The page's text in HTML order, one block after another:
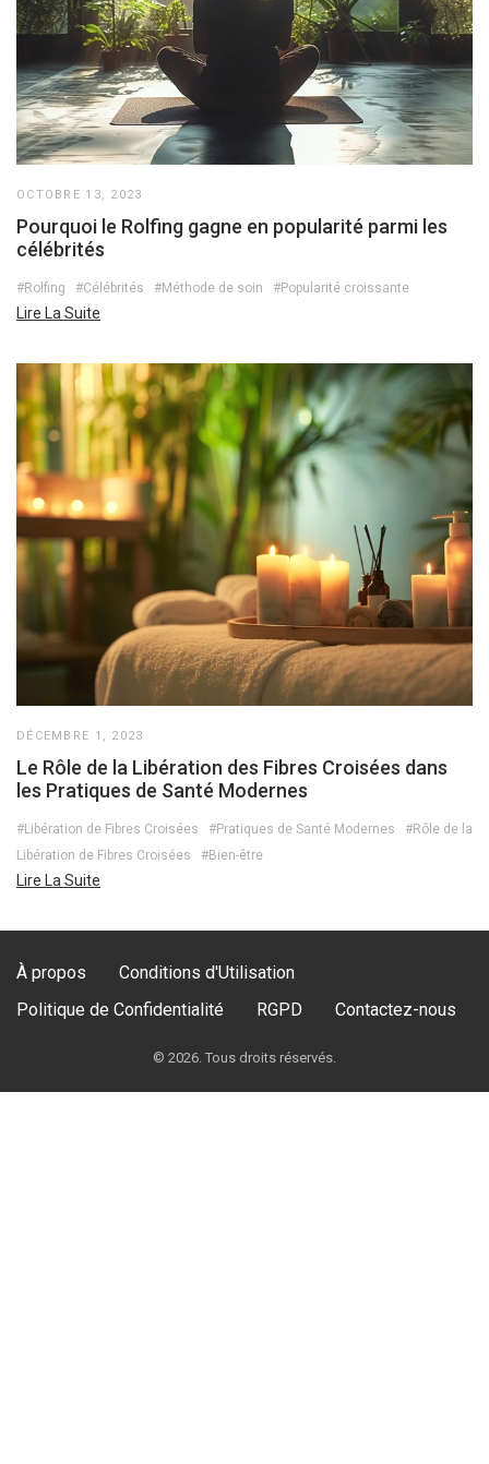
OCTOBRE 13, 2023
Pourquoi le Rolfing gagne en popularité parmi les
célébrités
#Rolfing #Célébrités #Méthode de soin #Popularité croissante
Lire La Suite
DÉCEMBRE 1, 2023
Le Rôle de la Libération des Fibres Croisées dans
les Pratiques de Santé Modernes
#Libération de Fibres Croisées #Pratiques de Santé Modernes
#Rôle de la
Libération de Fibres Croisées
#Bien-être
Lire La Suite
À propos
Conditions d'Utilisation
Politique de Confidentialité
RGPD Contactez-nous
© 2026. Tous droits réservés.